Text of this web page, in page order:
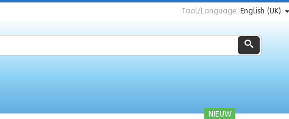
Taal/Language: English (UK)
Zoeken
NIEUW